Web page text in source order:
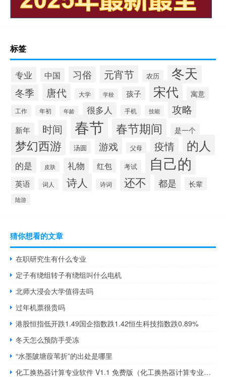
标签
专业 中国 习俗 元宵节 农历 冬天
冬季 唐代 大学 学校 孩子 宋代 寓意
工作 年初 年龄 很多人 手机 技能 攻略
新年 时间 春节 春节期间 是一个
梦幻西游 汤圆 游戏 父母 疫情 的人
的是 皮肤 礼物 红包 考试 自己的
英语 词人 诗人 诗词 还不 都是 长辈
陆游
猜你想看的文章
在职研究生有什么专业
定子有绕组转子有绕组叫什么电机
北师大浸会大学值得去吗
过年机票很贵吗
港股恒指低开跌1.49国企指数跌1.42恒生科技指数跌0.89%
冬天怎么预防手受冻
“水墨陂塘葭苇折”的出处是哪里
化工换热器计算专业软件 V1.1 免费版（化工换热器计算专业软件 V1.1 免费版功能简介）